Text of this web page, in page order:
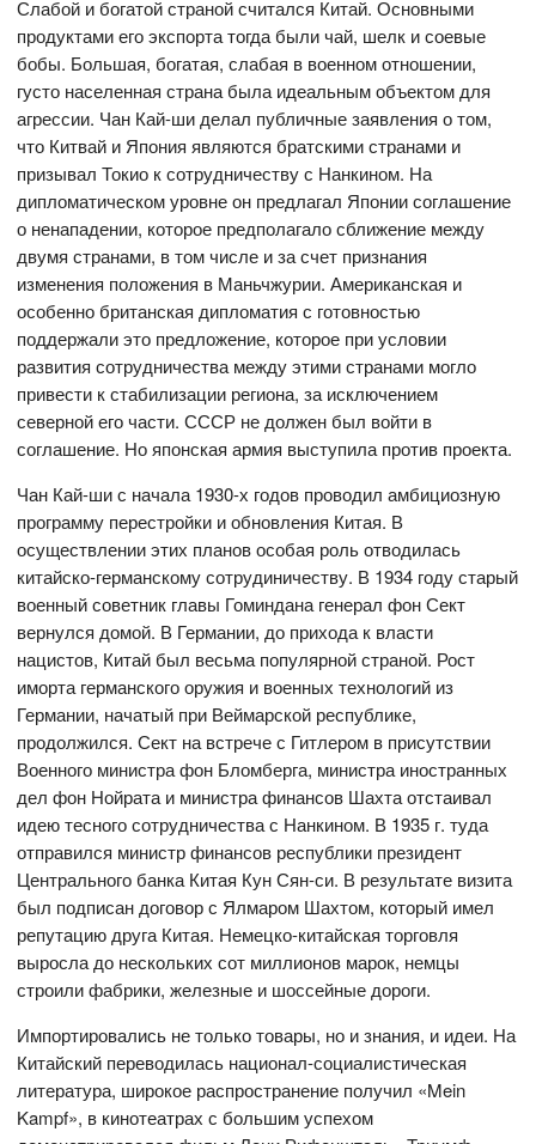
Слабой и богатой страной считался Китай. Основными
продуктами его экспорта тогда были чай, шелк и соевые
бобы. Большая, богатая, слабая в военном отношении,
густо населенная страна была идеальным объектом для
агрессии. Чан Кай-ши делал публичные заявления о том,
что Китвай и Япония являются братскими странами и
призывал Токио к сотрудничеству с Нанкином. На
дипломатическом уровне он предлагал Японии соглашение
о ненападении, которое предполагало сближение между
двумя странами, в том числе и за счет признания
изменения положения в Маньчжурии. Американская и
особенно британская дипломатия с готовностью
поддержали это предложение, которое при условии
развития сотрудничества между этими странами могло
привести к стабилизации региона, за исключением
северной его части. СССР не должен был войти в
соглашение. Но японская армия выступила против проекта.
Чан Кай-ши с начала 1930-х годов проводил амбициозную
программу перестройки и обновления Китая. В
осуществлении этих планов особая роль отводилась
китайско-германскому сотрудиничеству. В 1934 году старый
военный советник главы Гоминдана генерал фон Сект
вернулся домой. В Германии, до прихода к власти
нацистов, Китай был весьма популярной страной. Рост
иморта германского оружия и военных технологий из
Германии, начатый при Веймарской республике,
продолжился. Сект на встрече с Гитлером в присутствии
Военного министра фон Бломберга, министра иностранных
дел фон Нойрата и министра финансов Шахта отстаивал
идею тесного сотрудничества с Нанкином. В 1935 г. туда
отправился министр финансов республики президент
Центрального банка Китая Кун Сян-си. В результате визита
был подписан договор с Ялмаром Шахтом, который имел
репутацию друга Китая. Немецко-китайская торговля
выросла до нескольких сот миллионов марок, немцы
строили фабрики, железные и шоссейные дороги.
Импортировались не только товары, но и знания, и идеи. На
Китайский переводилась национал-социалистическая
литература, широкое распространение получил «Mein
Kampf», в кинотеатрах с большим успехом